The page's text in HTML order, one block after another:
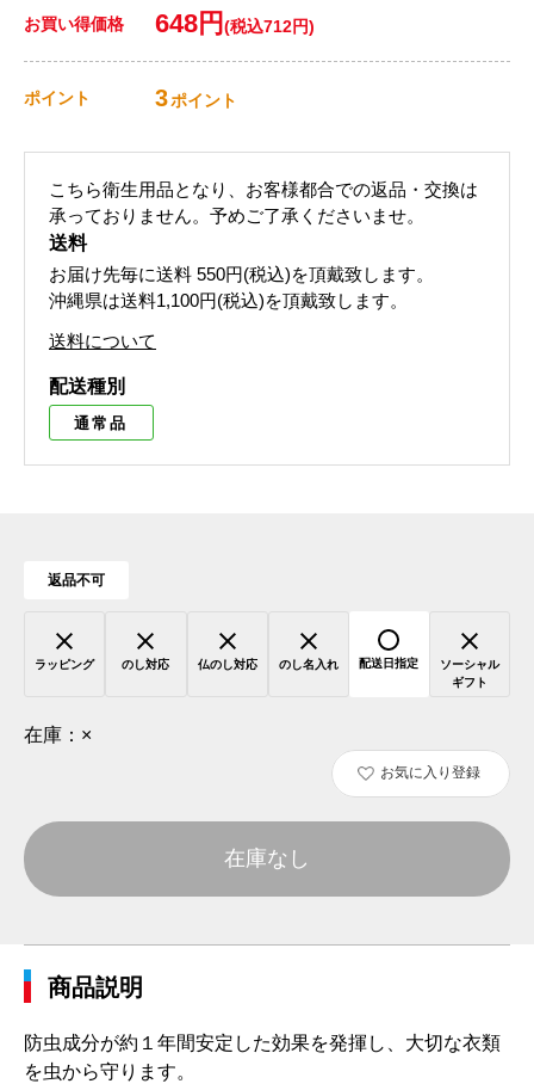
お買い得価格 648円 (税込712円)
ポイント 3ポイント
こちら衛生用品となり、お客様都合での返品・交換は
承っておりません。予めご了承くださいませ。
送料
お届け先毎に送料 550円(税込)を頂戴致します。
沖縄県は送料1,100円(税込)を頂戴致します。
送料について
配送種別
通常品
返品不可
ラッピング のし対応 仏のし対応 のし名入れ 配送日指定
ソーシャル
ギフト
在庫： ×
お気に入り登録
在庫なし
商品説明
防虫成分が約１年間安定した効果を発揮し、大切な衣類
を虫から守ります。